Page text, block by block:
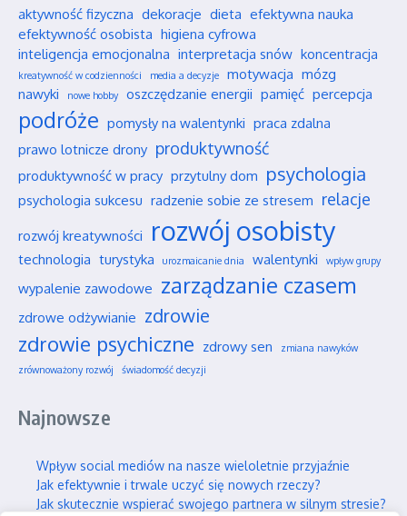
aktywność fizyczna dekoracje dieta efektywna nauka
efektywność osobista higiena cyfrowa
inteligencja emocjonalna interpretacja snów koncentracja
kreatywność w codzienności media a decyzje motywacja mózg
nawyki
nowe hobby oszczędzanie energii pamięć percepcja
podróże pomysły na walentynki praca zdalna
prawo lotnicze drony produktywność
produktywność w pracy przytulny dom psychologia
psychologia sukcesu radzenie sobie ze stresem relacje
rozwój kreatywności rozwój osobisty
technologia turystyka urozmaicanie dnia walentynki wpływ grupy
wypalenie zawodowe zarządzanie czasem
zdrowe odżywianie zdrowie
zdrowie psychiczne zdrowy sen
zmiana nawyków
zrównoważony rozwój
świadomość decyzji
Najnowsze
Wpływ social mediów na nasze wieloletnie przyjaźnie
Jak efektywnie i trwale uczyć się nowych rzeczy?
Jak skutecznie wspierać swojego partnera w silnym stresie?